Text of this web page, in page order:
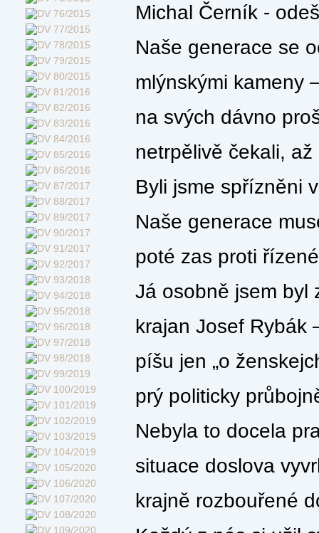
Michal Černík -
Naše generace se
mlýnskými kameny
na svých dávno
netrpělivě čekali,
Byli jsme spřízněni
Naše generace
poté zas proti
Já osobně jsem byl
krajan Josef Rybák
píšu jen „o
prý politicky
Nebyla to docela
situace doslova
krajně rozbouřené